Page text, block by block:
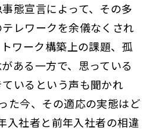
態宣言によって、その多
レワークを余儀なくされ
ワーク構築上の課題、孤
ある一方で、思っている
いるという声も聞かれ
た今、その適応の実態はど
入社者と前年入社者の相違